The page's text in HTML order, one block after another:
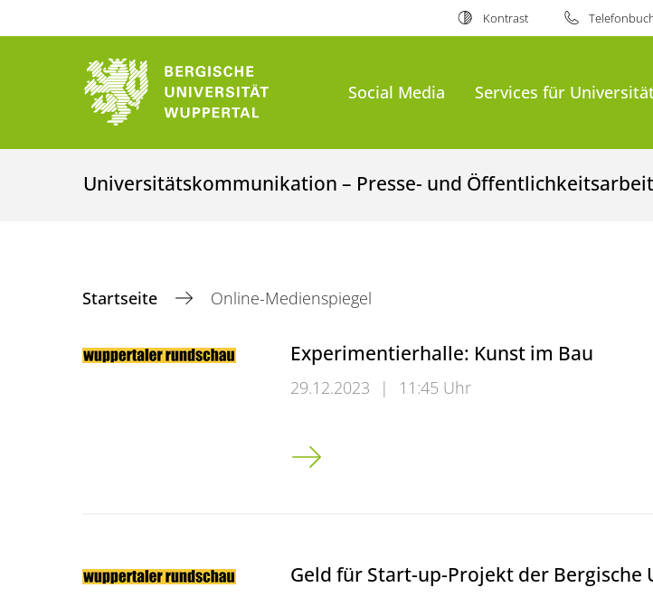
Kontrast
Social Media Services für
Universitätskommunikation – Presse- und Öffentlichkeitsarbeit
Startseite Online-Medienspiegel
Experimentierhalle: Kunst im Bau
29.12.2023 | 11:45 Uhr
Experimentierhalle: Kunst im Bau
Geld für Start-up-Projekt der Bergische